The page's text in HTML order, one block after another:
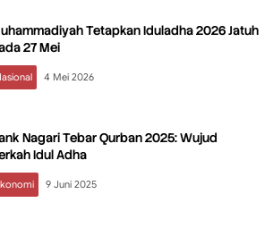
Tetapkan Iduladha 2026 Jatuh
27 Mei
4 Mei 2026
Nagari Tebar Qurban 2025: Wujud
Idul Adha
9 Juni 2025